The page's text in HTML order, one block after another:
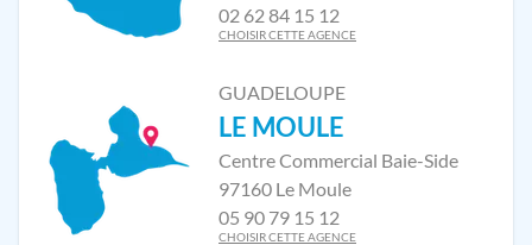
02 62 84 15 12
CHOISIR CETTE AGENCE
GUADELOUPE
LE MOULE
Centre Commercial Baie-Side
97160 Le Moule
05 90 79 15 12
CHOISIR CETTE AGENCE